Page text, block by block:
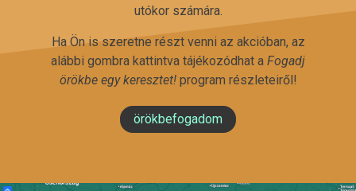
utókor számára.
Ha Ön is szeretne részt venni az akcióban, az
alábbi gombra kattintva tájékozódhat a Fogadj
örökbe egy keresztet!program részleteiről!
örökbefogadom